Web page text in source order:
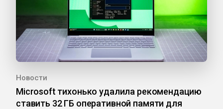
Новости
Microsoft тихонько удалила рекомендацию
ставить 32 ГБ оперативной памяти для